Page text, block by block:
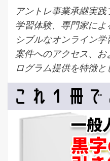
アントレ事業承継実
学習体験、専門家に
シブルなオンライン
案件へのアクセス、
ログラム提供を特徴と